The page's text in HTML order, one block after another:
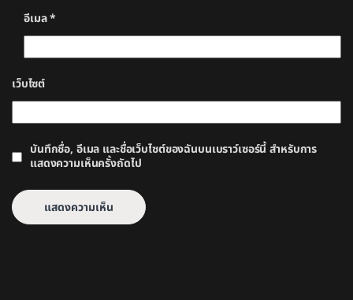
อีเมล*
เว็บไซต์
บันทึกชื่อ, อีเมล และชื่อเว็บไซต์ของฉันบนเบราว์เซอร์นี้ สำหรับการ
แสดงความเห็นครั้งถัดไป